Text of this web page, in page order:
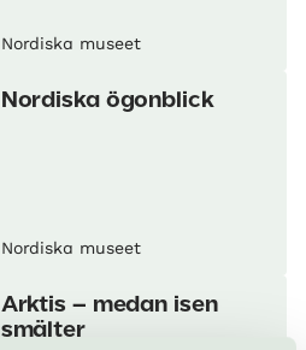
Nordiska museet
Nordiska ögonblick
Nordiska museet
Arktis – medan isen
smälter